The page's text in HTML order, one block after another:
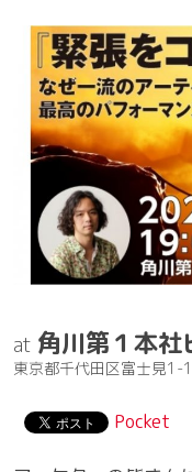
角川第１本
東京都千代田区富士見
Pocket